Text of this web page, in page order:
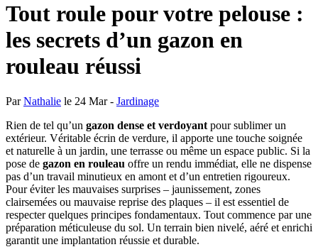
Tout roule pour votre pelouse :
les secrets d’un gazon en
rouleau réussi
ParNathalie le 24 Mar - Jardinage
Rien de tel qu’un gazon dense et verdoyant pour sublimer un
extérieur. Véritable écrin de verdure, il apporte une touche soignée
et naturelle à un jardin, une terrasse ou même un espace public. Si la
pose de gazon en rouleau offre un rendu immédiat, elle ne dispense
pas d’un travail minutieux en amont et d’un entretien rigoureux.
Pour éviter les mauvaises surprises – jaunissement, zones
clairsemées ou mauvaise reprise des plaques – il est essentiel de
respecter quelques principes fondamentaux. Tout commence par une
préparation méticuleuse du sol. Un terrain bien nivelé, aéré et enrichi
garantit une implantation réussie et durable.